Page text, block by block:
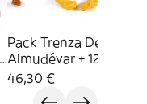
Pack Trenza De
Almudévar + 12
Castañas + 12 Lacitos
46,30 €